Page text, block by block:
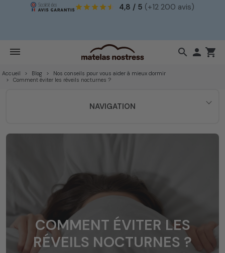
4,8 / 5 (+12 200 avis)
search  shopping_cart
Accueil Blog
Nos conseils pour vous aider à mieux dormir
Comment éviter les réveils nocturnes ?
NAVIGATION
COMMENT ÉVITER LES
RÉVEILS NOCTURNES ?